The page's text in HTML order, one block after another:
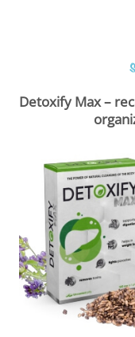
Detoxify Max –